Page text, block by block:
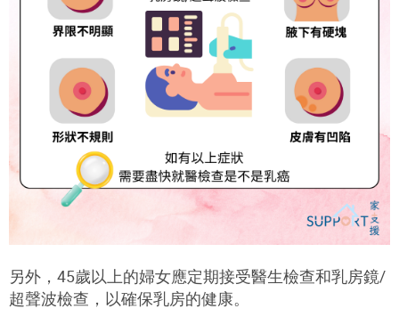
另外，45歲以上的婦女應定期接受醫生檢查和乳房鏡/
超聲波檢查，以確保乳房的健康。